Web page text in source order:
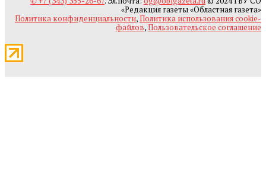
«Редакция газеты «Областная газета»
Политика конфиденциальности,Политика использования cookie-
файлов,Пользовательское соглашение